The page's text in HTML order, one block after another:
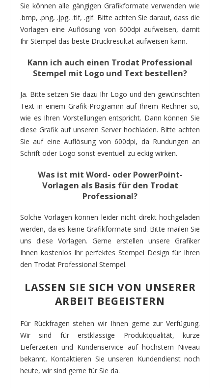
Sie können alle gängigen Grafikformate verwenden wie
.bmp, .png, .jpg, .tif, .gif. Bitte achten Sie darauf, dass die
Vorlagen eine Auflösung von 600dpi aufweisen, damit
Ihr Stempel das beste Druckresultat aufweisen kann.
Kann ich auch einen Trodat Professional
Stempel mit Logo und Text bestellen?
Ja. Bitte setzen Sie dazu Ihr Logo und den gewünschten
Text in einem Grafik-Programm auf Ihrem Rechner so,
wie es Ihren Vorstellungen entspricht. Dann können Sie
diese Grafik auf unseren Server hochladen. Bitte achten
Sie auf eine Auflösung von 600dpi, da Rundungen an
Schrift oder Logo sonst eventuell zu eckig wirken.
Was ist mit Word- oder PowerPoint-
Vorlagen als Basis für den Trodat
Professional?
Solche Vorlagen können leider nicht direkt hochgeladen
werden, da es keine Grafikformate sind. Bitte mailen Sie
uns diese Vorlagen. Gerne erstellen unsere Grafiker
Ihnen kostenlos Ihr perfektes Stempel Design für Ihren
den Trodat Professional Stempel.
LASSEN SIE SICH VON UNSERER
ARBEIT BEGEISTERN
Für Rückfragen stehen wir Ihnen gerne zur Verfügung.
Wir sind für erstklassige Produktqualität, kurze
Lieferzeiten und Kundenservice auf höchstem Niveau
bekannt. Kontaktieren Sie unseren Kundendienst noch
heute, wir sind gerne für Sie da.